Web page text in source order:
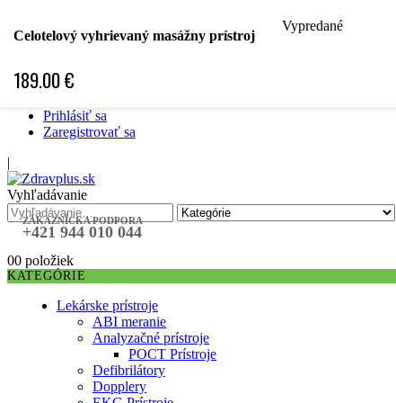
Hľadať podľa špecializácie
Špecifická objednávka
Prihlásiť sa
Zaregistrovať sa
|
Vyhľadávanie
ZÁKAZNÍCKA PODPORA
+421 944 010 044
00 položiek
KATEGÓRIE
Lekárske prístroje
ABI meranie
Analyzačné prístroje
POCT Prístroje
Defibrilátory
Dopplery
Celotelový vyhrievaný masážny prístroj
189.00€
Vypredané